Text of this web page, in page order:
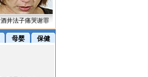
酒井法子痛哭谢罪